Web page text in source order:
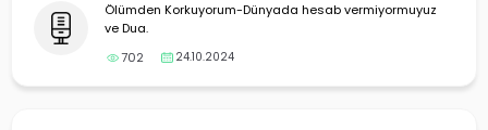
Ölümden Korkuyorum-Dünyada hesab vermiyormuyuz
ve Dua.
702
24.10.2024